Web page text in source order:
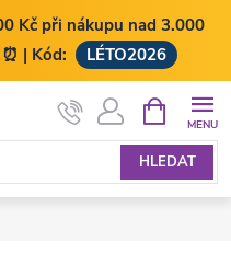
Kč při nákupu nad 3.000
| Kód:
LÉTO2026
HLEDAT
NÁKUPNÍ
KOŠÍK